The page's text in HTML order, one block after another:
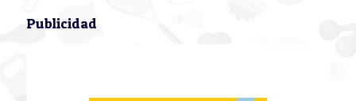
Publicidad